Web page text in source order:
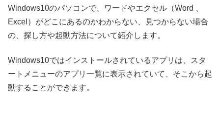
Windows10のパソコンで、ワードやエクセル（Word 、
Excel）がどこにあるのかわからない、見つからない場合
の、探し方や起動方法について紹介します。
Windows10ではインストールされているアプリは、スタ
ートメニューのアプリ一覧に表示されていて、そこから起
動することができます。